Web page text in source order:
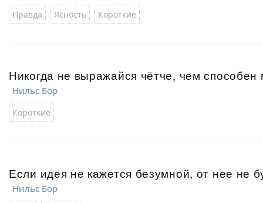
Правда Ясность Короткие
Никогда не выражайся чётче, чем способен
Нильс Бор
Короткие
Если идея не кажется безумной, от нее не
Нильс Бор